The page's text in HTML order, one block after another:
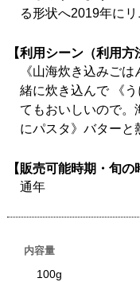
る形状へ2019年にリ
【利用シーン（利用方
《山海炊き込みご
緒に炊き込んで 《
てもおいしいので。
にパスタ》バターと
【販売可能時期・旬の
通年
内容量
100g